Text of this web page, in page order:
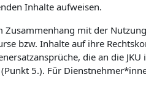
Inhalte aufweisen.
mit der
bzw. Inhalte auf ihre
die an die
5.). Für